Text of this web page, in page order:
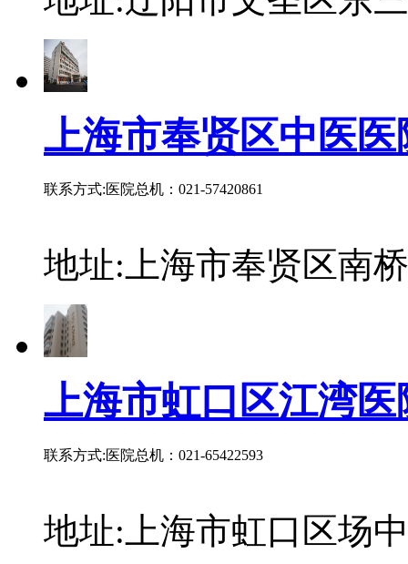
上海市奉贤区中医医
联系方式:医院总机：021-57420861
地址:上海市奉贤区南
上海市虹口区江湾医
联系方式:医院总机：021-65422593
地址:上海市虹口区场